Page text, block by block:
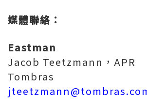
媒體聯絡：
Eastman
Jacob Teetzmann，APR
Tombras